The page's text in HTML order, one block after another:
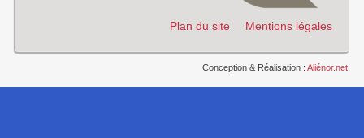
Plan du site Mentions légales
Conception & Réalisation : Aliénor.net